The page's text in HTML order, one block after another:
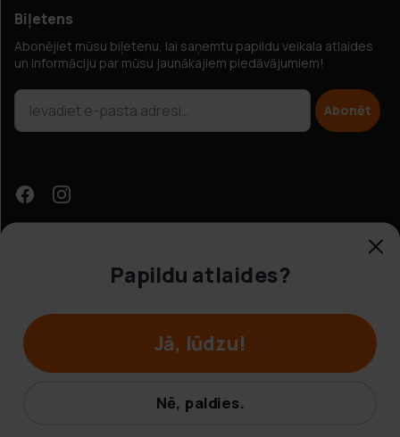
Biļetens
Abonējiet mūsu biļetenu, lai saņemtu papildu veikala atlaides
un informāciju par mūsu jaunākajiem piedāvājumiem!
Abonēt
© Hobbybox 2025
Papildu atlaides?
Jā, lūdzu!
Nē, paldies.